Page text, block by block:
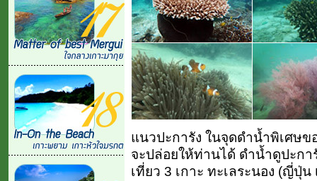
แนวปะการัง ในจุดดำน้ำพิเศษข
จะปล่อยให้ท่านได้ ดำน้ำดูปะก
เที่ยว 3 เกาะ ทะเลระนอง (ญี่ปุ่